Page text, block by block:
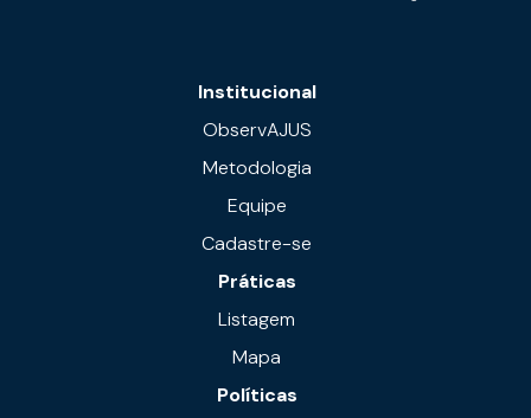
Institucional
ObservAJUS
Metodologia
Equipe
Cadastre-se
Práticas
Listagem
Mapa
Políticas